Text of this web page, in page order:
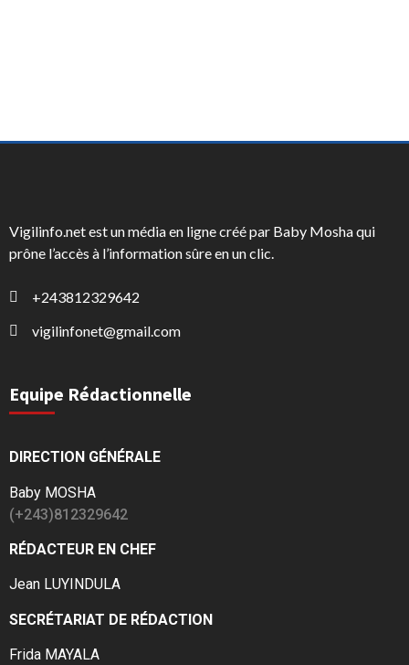
Vigilinfo.net est un média en ligne créé par Baby Mosha qui
prône l’accès à l’information sûre en un clic.
+243812329642
vigilinfonet@gmail.com
Equipe Rédactionnelle
DIRECTION GÉNÉRALE
Baby MOSHA
(+243)812329642
RÉDACTEUR EN CHEF
Jean LUYINDULA
SECRÉTARIAT DE RÉDACTION
Frida MAYALA